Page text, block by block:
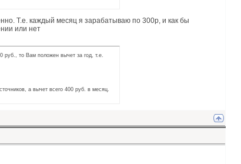
Т.е. каждый месяц я зарабатываю по 300р, и как бы
или нет
руб., то Вам положен вычет за год, т.е.
а вычет всего 400 руб. в месяц.